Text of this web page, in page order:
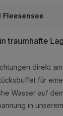
Fleesensee
traumhafte
direkt
Wasser auf
in